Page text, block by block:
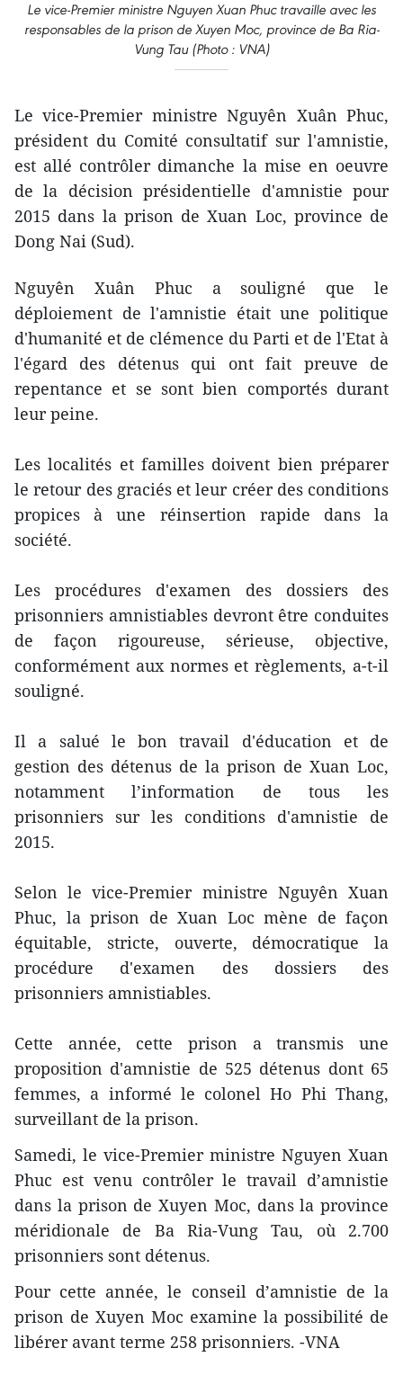
Le vice-Premier ministre Nguyen Xuan Phuc travaille avec les
responsables de la prison de Xuyen Moc, province de Ba Ria-
Vung Tau (Photo : VNA)
Le vice-Premier ministre Nguyên Xuân Phuc,
président du Comité consultatif sur l'amnistie,
est allé contrôler dimanche la mise en oeuvre
de la décision présidentielle d'amnistie pour
2015 dans la prison de Xuan Loc, province de
Dong Nai (Sud).
​Nguyên Xuân Phuc a souligné que le
déploiement de l'amnistie était une politique
d'humanité et de clémence du Parti et de l'Etat à
l'égard des détenus qui ont fait preuve de
repentance et se sont bien comportés durant
leur peine.
Les localités et familles doivent bien préparer
le retour des graciés et leur créer des conditions
propices à une réinsertion rapide dans la
société.
Les procédures d'examen des dossiers des
prisonniers amnistiables devront être conduites
de façon rigoureuse, sérieuse, objective,
conformément aux normes et règlements, a-t-il
souligné.
Il a salué le bon travail d'éducation et de
gestion des détenus de la prison de Xuan Loc,
notamment l’information de tous les
prisonniers sur les conditions d'amnistie de
2015.
Selon le vice-Premier ministre Nguyên Xuan
Phuc, la prison de Xuan Loc mène de façon
équitable, stricte, ouverte, démocratique la
procédure d'examen des dossiers des
prisonniers amnistiables.
Cette année, cette prison a transmis une
proposition d'amnistie de 525 détenus dont 65
femmes, a informé le colonel Ho Phi Thang,
surveillant de la prison.
Samedi, le vice-Premier ministre Nguyen Xuan
Phuc est venu contrôler le travail d’amnistie
dans la prison de Xuyen Moc, dans la province
méridionale de Ba Ria-Vung Tau, où 2.700
prisonniers sont détenus.
Pour cette année, le conseil d’amnistie de la
prison de Xuyen Moc examine la possibilité de
libérer avant terme 258 prisonniers. -VNA